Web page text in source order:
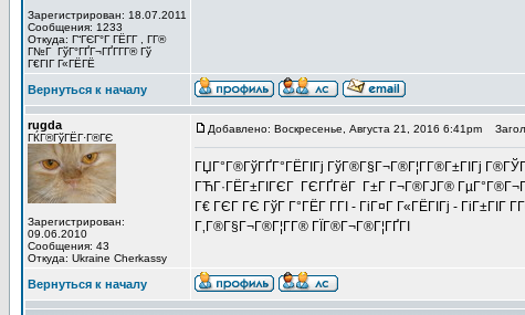
Зарегистрирован: 18.07.2011
Сообщения: 1233
Откуда: Г“ГЄГ°Г ГЁГ­Г , Г­Г®
Г№Г ГўГ°ГҐГ¬ГҐГ­Г­Г® Гў
Г€ГІГ Г«ГЁГЁ
Вернуться к началу
rugda
ГЌГ®ГўГЁГ·Г®ГЄ
Зарегистрирован:
09.06.2010
Сообщения: 43
Откуда: Ukraine Cherkassy
Добавлено: Воскресенье, Августа 21, 2016 6:41pm
ГЏГ°Г®ГўГҐГ°ГЁГІГј ГўГ®Г§Г¬Г®Г¦Г­Г®Г±ГІГј
ГЋГ·ГЁГ±ГІГЄГ ГЄГҐГёГ Г±Г Г¬Г®ГЈГ® ГµГ°Г®Г¬Г
Г€ ГЄГ ГЄ ГўГ Г°ГЁГ Г­ГІ - ГіГ¤Г Г«ГЁГІГј - ГіГ±ГІГ
Г‚Г®Г§Г¬Г®Г¦Г­Г® ГЇГ®Г¬Г®Г¦ГҐГІ
Вернуться к началу